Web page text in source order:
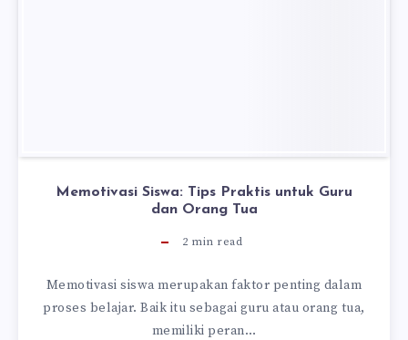
Memotivasi Siswa: Tips Praktis untuk Guru
dan Orang Tua
2 min read
Memotivasi siswa merupakan faktor penting dalam
proses belajar. Baik itu sebagai guru atau orang tua,
memiliki peran…